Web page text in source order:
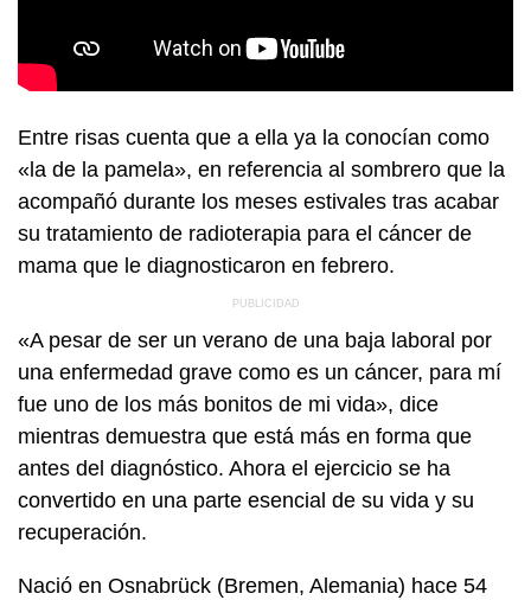
Entre risas cuenta que a ella ya la conocían como
«la de la pamela», en referencia al sombrero que la
acompañó durante los meses estivales tras acabar
su tratamiento de radioterapia para el cáncer de
mama que le diagnosticaron en febrero.
«A pesar de ser un verano de una baja laboral por
una enfermedad grave como es un cáncer, para mí
fue uno de los más bonitos de mi vida», dice
mientras demuestra que está más en forma que
antes del diagnóstico. Ahora el ejercicio se ha
convertido en una parte esencial de su vida y su
recuperación.
Nació en Osnabrück (Bremen, Alemania) hace 54